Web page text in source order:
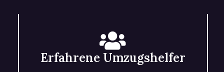
Erfahrene Umzugshelfer